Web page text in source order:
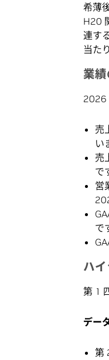
希薄
H20
連す
当た
業
2026
売
い
売
で
営
で
ハ
第 1
デー
第